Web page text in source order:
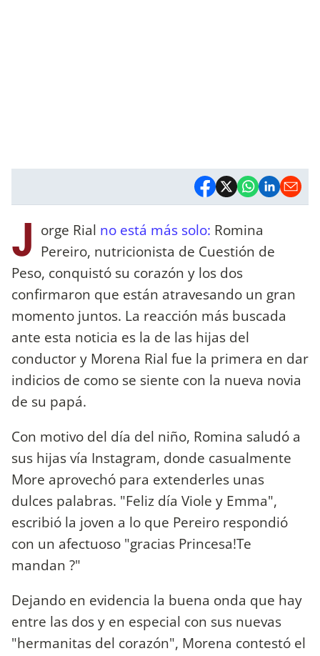
J orge Rial no está más solo: Romina
Pereiro, nutricionista de Cuestión de
Peso, conquistó su corazón y los dos
confirmaron que están atravesando un gran
momento juntos. La reacción más buscada
ante esta noticia es la de las hijas del
conductor y Morena Rial fue la primera en dar
indicios de como se siente con la nueva novia
de su papá.
Con motivo del día del niño, Romina saludó a
sus hijas vía Instagram, donde casualmente
More aprovechó para extenderles unas
dulces palabras. "Feliz día Viole y Emma️️️",
escribió la joven a lo que Pereiro respondió
con un afectuoso "gracias Princesa!Te
mandan ?"
Dejando en evidencia la buena onda que hay
entre las dos y en especial con sus nuevas
"hermanitas del corazón", Morena contestó el